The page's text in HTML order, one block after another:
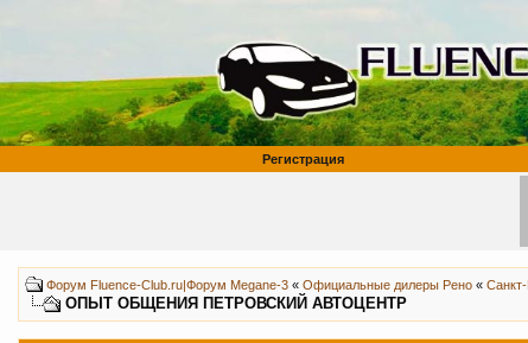
Регистрация
Форум Fluence-Club.ru|Форум Megane-3 « Официальные дилеры Рено «
ОПЫТ ОБЩЕНИЯ ПЕТРОВСКИЙ АВТОЦЕНТР